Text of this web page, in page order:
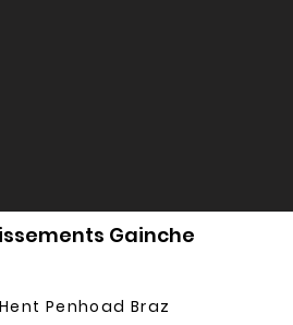
Gainche
Penhoad Braz